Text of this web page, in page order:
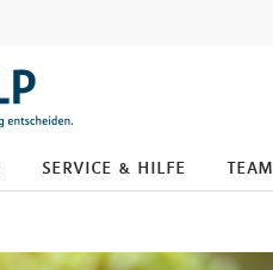
service & hilfe team